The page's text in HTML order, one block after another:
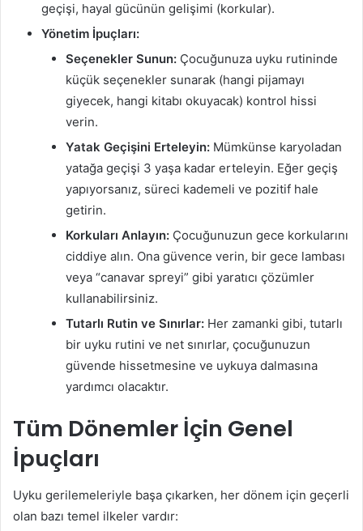
geçişi, hayal gücünün gelişimi (korkular).
Yönetim İpuçları:
Seçenekler Sunun: Çocuğunuza uyku rutininde
küçük seçenekler sunarak (hangi pijamayı
giyecek, hangi kitabı okuyacak) kontrol hissi
verin.
Yatak Geçişini Erteleyin: Mümkünse karyoladan
yatağa geçişi 3 yaşa kadar erteleyin. Eğer geçiş
yapıyorsanız, süreci kademeli ve pozitif hale
getirin.
Korkuları Anlayın: Çocuğunuzun gece korkularını
ciddiye alın. Ona güvence verin, bir gece lambası
veya “canavar spreyi” gibi yaratıcı çözümler
kullanabilirsiniz.
Tutarlı Rutin ve Sınırlar: Her zamanki gibi, tutarlı
bir uyku rutini ve net sınırlar, çocuğunuzun
güvende hissetmesine ve uykuya dalmasına
yardımcı olacaktır.
Tüm Dönemler İçin Genel
İpuçları
Uyku gerilemeleriyle başa çıkarken, her dönem için geçerli
olan bazı temel ilkeler vardır: